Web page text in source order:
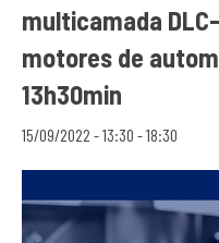
multicamada
motores de
13h30min
15/09/2022 - 13:30 -18:30